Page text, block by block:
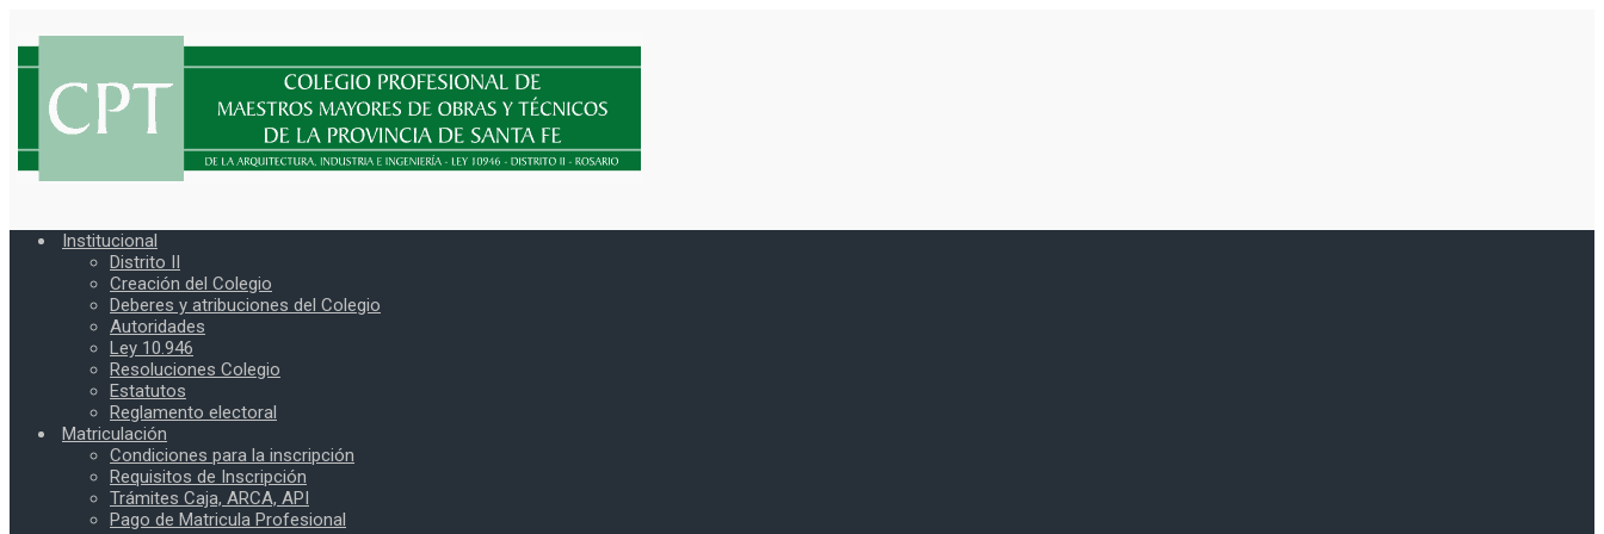
Institucional
Distrito II
Creación del Colegio
Deberes y atribuciones del Colegio
Autoridades
Ley 10.946
Resoluciones Colegio
Estatutos
Reglamento electoral
Matriculación
Condiciones para la inscripción
Requisitos de Inscripción
Trámites Caja, ARCA, API
Pago de Matricula Profesional